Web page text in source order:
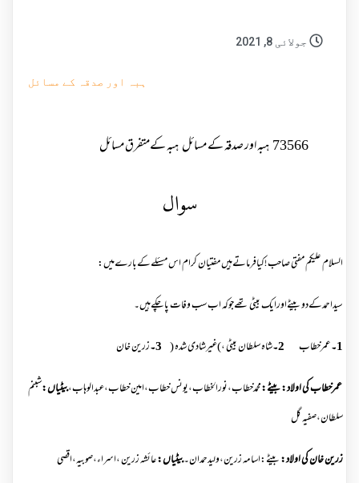
جولائی 8, 2021
ہبہ اور صدقہ کے مسائل
73566ہبہ اور صدقہ کے مسائلہبہ کےمتفرق مسائل
سوال
السلام علیکم مفتی صاحب !کیافرماتےہیں مفتیان کرام اس مسئلےکےبارےمیں:
سیداحمدکےدوبیٹےاورایک بیٹی تھےجوکہ اب سب وفات پاچکےہیں۔
1۔ عمرخطاب 2۔ شاہ سلطان بیٹی ،)غیرشادی شدہ ( 3۔ زرین خان
عمرخطاب کی اولاد:بیٹے:محمدخطاب،نورالخطاب،یونس خطاب،امین خطاب،عبدالوہاب،بیٹیاں:شبنم
سلطان،صفیہ گل
زرین خان کی اولاد:بیٹے:اسامہ زرین،ولیدحمدان۔بیٹیاں:عائشہ زرین ،اسراء،صوبیہ،اقصی